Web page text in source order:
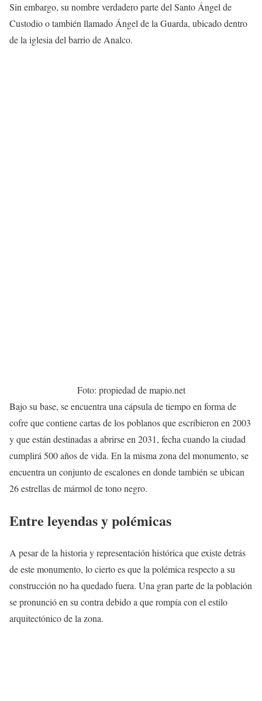
Sin embargo, su nombre verdadero parte del Santo Ángel de
Custodio o también llamado Ángel de la Guarda, ubicado dentro
de la iglesia del barrio de Analco.
Foto: propiedad de mapio.net
Bajo su base, se encuentra una cápsula de tiempo en forma de
cofre que contiene cartas de los poblanos que escribieron en 2003
y que están destinadas a abrirse en 2031, fecha cuando la ciudad
cumplirá 500 años de vida. En la misma zona del monumento, se
encuentra un conjunto de escalones en donde también se ubican
26 estrellas de mármol de tono negro.
Entre leyendas y polémicas
A pesar de la historia y representación histórica que existe detrás
de este monumento, lo cierto es que la polémica respecto a su
construcción no ha quedado fuera. Una gran parte de la población
se pronunció en su contra debido a que rompía con el estilo
arquitectónico de la zona.